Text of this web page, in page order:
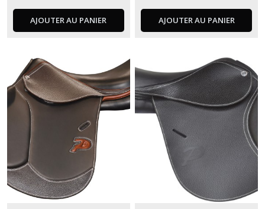
AJOUTER AU PANIER AJOUTER AU PANIER